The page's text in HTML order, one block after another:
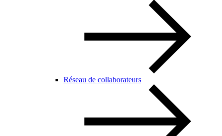
Réseau de collaborateurs